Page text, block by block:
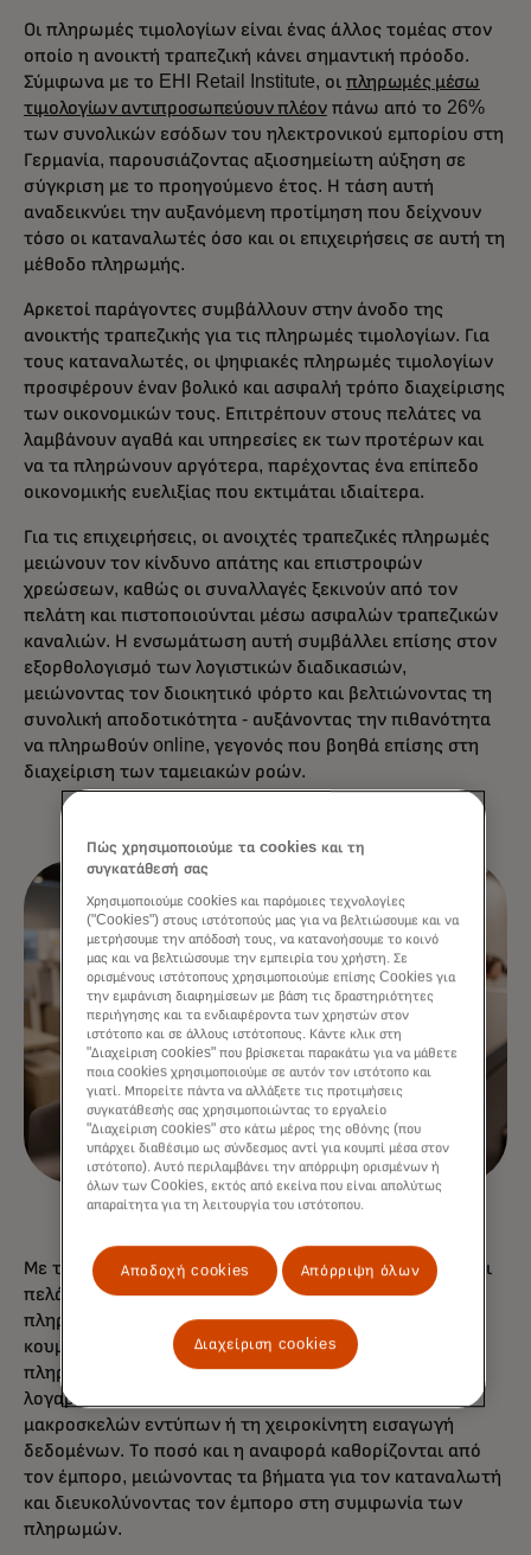
Οι πληρωμές τιμολογίων είναι ένας άλλος τομέας στον
οποίο η ανοικτή τραπεζική κάνει σημαντική πρόοδο.
Σύμφωνα με το EHI Retail Institute, οι πληρωμές μέσω
τιμολογίων αντιπροσωπεύουν πλέονπάνω από το 26%
των συνολικών εσόδων του ηλεκτρονικού εμπορίου στη
Γερμανία, παρουσιάζοντας αξιοσημείωτη αύξηση σε
σύγκριση με το προηγούμενο έτος. Η τάση αυτή
αναδεικνύει την αυξανόμενη προτίμηση που δείχνουν
τόσο οι καταναλωτές όσο και οι επιχειρήσεις σε αυτή τη
μέθοδο πληρωμής.
Αρκετοί παράγοντες συμβάλλουν στην άνοδο της
ανοικτής τραπεζικής για τις πληρωμές τιμολογίων. Για
τους καταναλωτές, οι ψηφιακές πληρωμές τιμολογίων
προσφέρουν έναν βολικό και ασφαλή τρόπο διαχείρισης
των οικονομικών τους. Επιτρέπουν στους πελάτες να
λαμβάνουν αγαθά και υπηρεσίες εκ των προτέρων και
να τα πληρώνουν αργότερα, παρέχοντας ένα επίπεδο
οικονομικής ευελιξίας που εκτιμάται ιδιαίτερα.
Για τις επιχειρήσεις, οι ανοιχτές τραπεζικές πληρωμές
μειώνουν τον κίνδυνο απάτης και επιστροφών
χρεώσεων, καθώς οι συναλλαγές ξεκινούν από τον
πελάτη και πιστοποιούνται μέσω ασφαλών τραπεζικών
καναλιών. Η ενσωμάτωση αυτή συμβάλλει επίσης στον
εξορθολογισμό των λογιστικών διαδικασιών,
μειώνοντας τον διοικητικό φόρτο και βελτιώνοντας τη
συνολική αποδοτικότητα - αυξάνοντας την πιθανότητα
να πληρωθούν online, γεγονός που βοηθά επίσης στη
διαχείριση των ταμειακών ροών.
Με τη Mastercard ως ανοιχτή τραπεζική πλατφόρμα, οι
πελάτες σας μπορούν να επιλέξουν τον τρόπο
πληρωμής των τιμολογίων τους, είτε πατώντας ένα
κουμπί είτε σαρώνοντας έναν κωδικό QR για να
πληρώσουν απευθείας από τον τραπεζικό τους
λογαριασμό και αποφεύγοντας τη συμπλήρωση
μακροσκελών εντύπων ή τη χειροκίνητη εισαγωγή
δεδομένων. Το ποσό και η αναφορά καθορίζονται από
τον έμπορο, μειώνοντας τα βήματα για τον καταναλωτή
και διευκολύνοντας τον έμπορο στη συμφωνία των
πληρωμών.
Πώς χρησιμοποιούμε τα cookies και τη
συγκατάθεσή σας
Χρησιμοποιούμε cookies και παρόμοιες τεχνολογίες
("Cookies") στους ιστότοπούς μας για να βελτιώσουμε και να
μετρήσουμε την απόδοσή τους, να κατανοήσουμε το κοινό
μας και να βελτιώσουμε την εμπειρία του χρήστη. Σε
ορισμένους ιστότοπους χρησιμοποιούμε επίσης Cookies για
την εμφάνιση διαφημίσεων με βάση τις δραστηριότητες
περιήγησης και τα ενδιαφέροντα των χρηστών στον
ιστότοπο και σε άλλους ιστότοπους. Κάντε κλικ στη
"Διαχείριση cookies" που βρίσκεται παρακάτω για να μάθετε
ποια cookies χρησιμοποιούμε σε αυτόν τον ιστότοπο και
γιατί. Μπορείτε πάντα να αλλάξετε τις προτιμήσεις
συγκατάθεσής σας χρησιμοποιώντας το εργαλείο
"Διαχείριση cookies" στο κάτω μέρος της οθόνης (που
υπάρχει διαθέσιμο ως σύνδεσμος αντί για κουμπί μέσα στον
ιστότοπο). Αυτό περιλαμβάνει την απόρριψη ορισμένων ή
όλων των Cookies, εκτός από εκείνα που είναι απολύτως
απαραίτητα για τη λειτουργία του ιστότοπου.
Αποδοχή cookies Απόρριψη όλων
Διαχείριση cookies